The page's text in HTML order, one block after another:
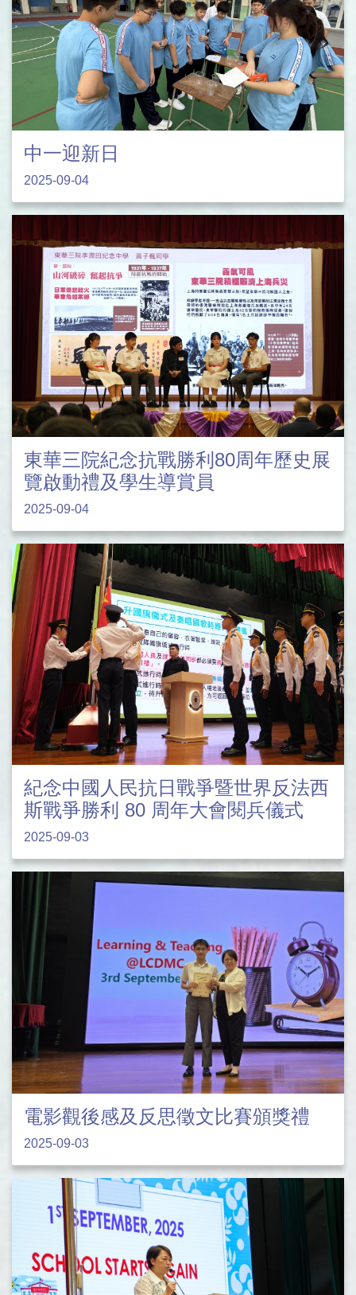
中一迎新日
2025-09-04
東華三院紀念抗戰勝利80周年歷史展
覽啟動禮及學生導賞員
2025-09-04
紀念中國人民抗日戰爭暨世界反法西
斯戰爭勝利 80 周年大會閱兵儀式
2025-09-03
電影觀後感及反思徵文比賽頒獎禮
2025-09-03